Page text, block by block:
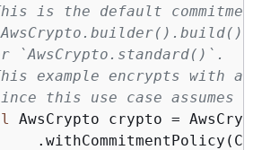
is the default
`AwsCrypto.standard()`.
example encrypts with
this use case assumes
AwsCrypto crypto =